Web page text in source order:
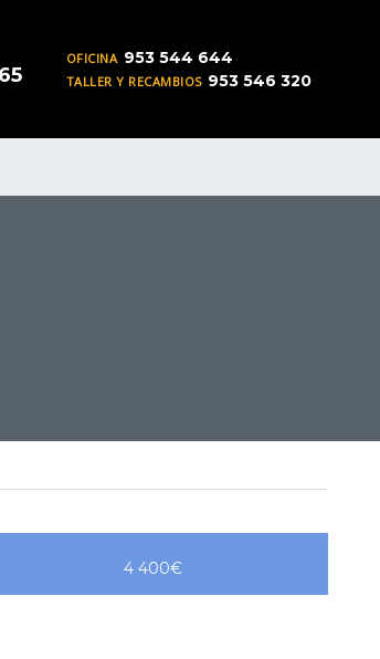
OFICINA 953 544 644
TALLER Y RECAMBIOS 953 546 320
4 400€